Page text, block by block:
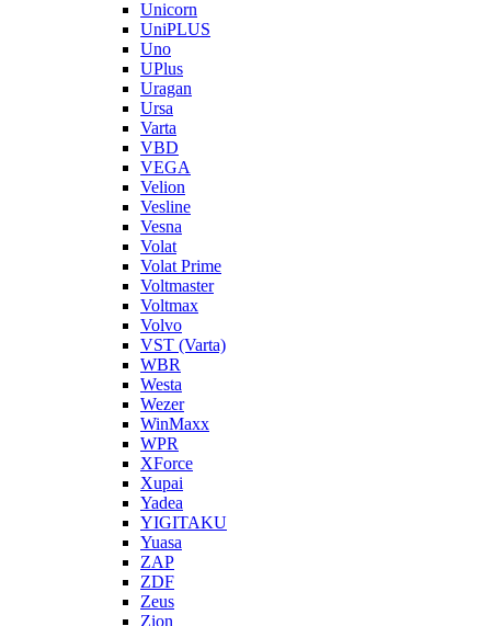
Unicorn
UniPLUS
Uno
UPlus
Uragan
Ursa
Varta
VBD
VEGA
Velion
Vesline
Vesna
Volat
Volat Prime
Voltmaster
Voltmax
Volvo
VST (Varta)
WBR
Westa
Wezer
WinMaxx
WPR
XForce
Xupai
Yadea
YIGITAKU
Yuasa
ZAP
ZDF
Zeus
Zion